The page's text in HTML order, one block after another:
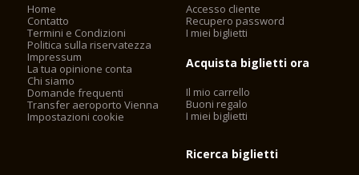
Home
Contatto
Termini e Condizioni
Politica sulla riservatezza
Impressum
La tua opinione conta
Chi siamo
Domande frequenti
Transfer aeroporto Vienna
Impostazioni cookie
Accesso cliente
Recupero password
I miei biglietti
Acquista biglietti ora
Il mio carrello
Buoni regalo
I miei biglietti
Ricerca biglietti